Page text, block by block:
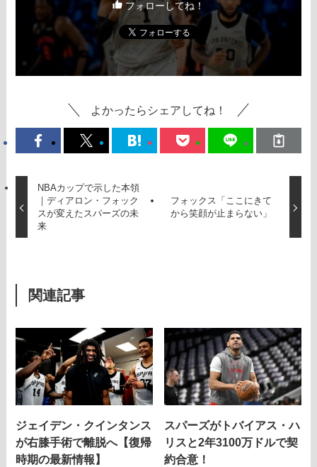
フォローしてね！
よかったらシェアしてね！
NBAカップで示した本領
｜ディアロン・フォック
スが変えたスパーズの未
来
フォックス「ここにきて
から笑顔が止まらない」
関連記事
ジェイデン・クインタンス
が右膝手術で離脱へ【復帰
時期の最新情報】
スパーズがトバイアス・ハ
リスと2年3100万ドルで契
約合意！